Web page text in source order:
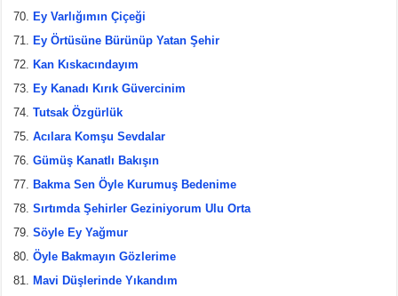
Ey Varlığımın Çiçeği
Ey Örtüsüne Bürünüp Yatan Şehir
Kan Kıskacındayım
Ey Kanadı Kırık Güvercinim
Tutsak Özgürlük
Acılara Komşu Sevdalar
Gümüş Kanatlı Bakışın
Bakma Sen Öyle Kurumuş Bedenime
Sırtımda Şehirler Geziniyorum Ulu Orta
Söyle Ey Yağmur
Öyle Bakmayın Gözlerime
Mavi Düşlerinde Yıkandım